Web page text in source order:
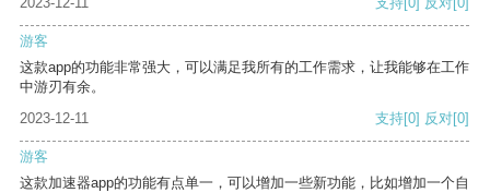
游客
这款app的功能非常强大，可以满足我所有的工作需求，让我能够在工作
中游刃有余。
2023-12-11
支持[0] 反对[0]
游客
这款加速器app的功能有点单一，可以增加一些新功能，比如增加一个自